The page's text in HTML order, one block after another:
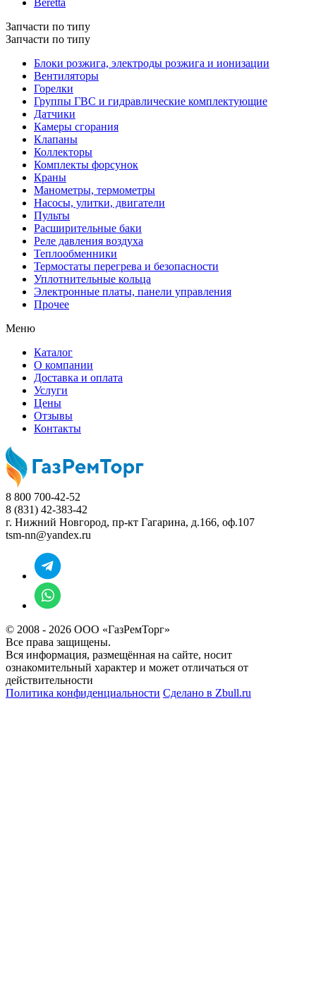
Beretta
Запчасти по типу
Запчасти по типу
Блоки розжига, электроды розжига и ионизации
Вентиляторы
Горелки
Группы ГВС и гидравлические комплектующие
Датчики
Камеры сгорания
Клапаны
Коллекторы
Комплекты форсунок
Краны
Манометры, термометры
Насосы, улитки, двигатели
Пульты
Расширительные баки
Реле давления воздуха
Теплообменники
Термостаты перегрева и безопасности
Уплотнительные кольца
Электронные платы, панели управления
Прочее
Меню
Каталог
О компании
Доставка и оплата
Услуги
Цены
Отзывы
Контакты
8 800 700-42-52
8 (831) 42-383-42
г. Нижний Новгород, пр-кт Гагарина, д.166, оф.107
tsm-nn@yandex.ru
© 2008 - 2026 ООО «ГазРемТорг»
Все права защищены.
Вся информация, размещённая на сайте, носит
ознакомительный характер и может отличаться от
действительности
Политика конфиденциальности Сделано в Zbull.ru